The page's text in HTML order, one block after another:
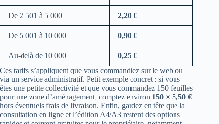
De 2 501 à 5 000 2,20 €
De 5 001 à 10 000 0,90 €
Au‑delà de 10 000
0,25 €
Ces tarifs s’appliquent que vous commandiez sur le web ou
via un service administratif. Petit exemple concret : si vous
êtes une petite collectivité et que vous commandez 150 feuilles
pour une zone d’aménagement, comptez environ 150 × 5,50 €
hors éventuels frais de livraison. Enfin, gardez en tête que la
consultation en ligne et l’édition A4/A3 restent des options